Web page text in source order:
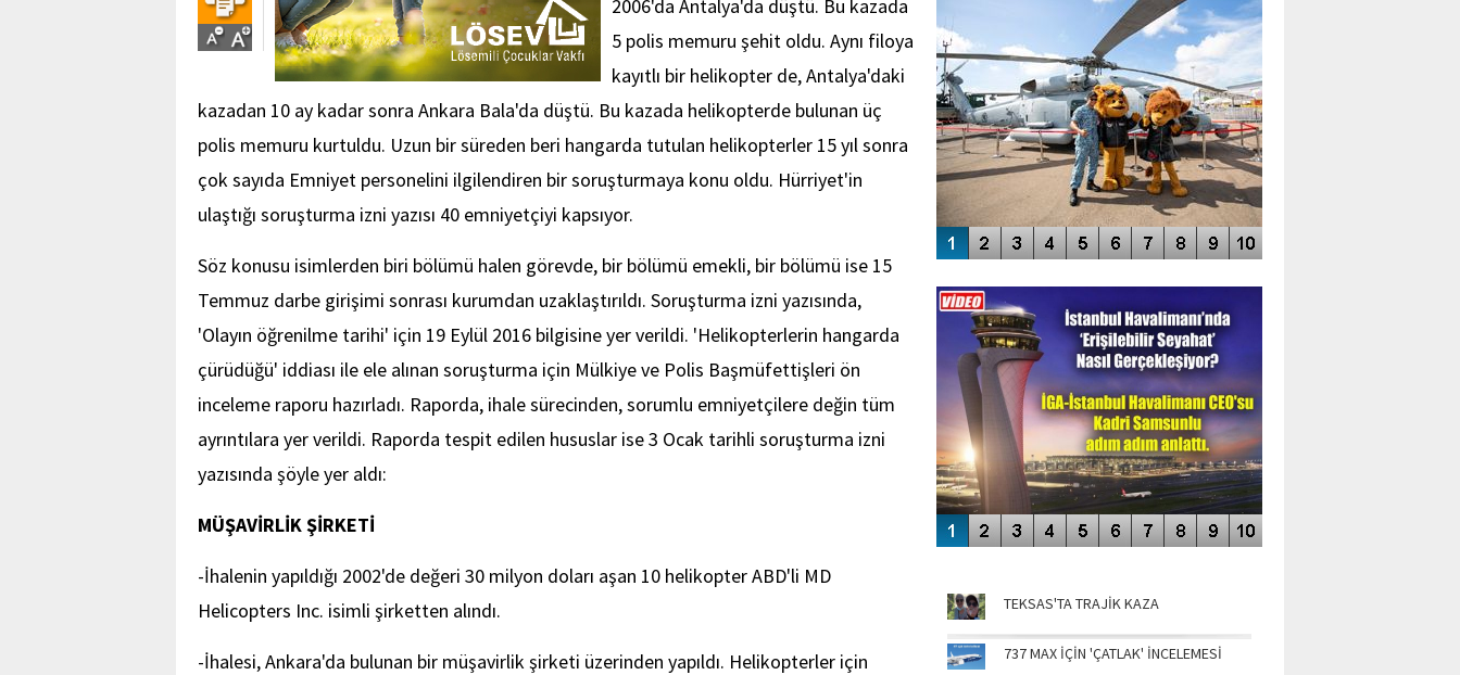
2006'da Antalya'da düştü. Bu kazada
5 polis memuru şehit oldu. Aynı filoya
kayıtlı bir helikopter de, Antalya'daki
kazadan 10 ay kadar sonra Ankara Bala'da düştü. Bu kazada helikopterde bulunan üç
polis memuru kurtuldu. Uzun bir süreden beri hangarda tutulan helikopterler 15 yıl sonra
çok sayıda Emniyet personelini ilgilendiren bir soruşturmaya konu oldu. Hürriyet'in
ulaştığı soruşturma izni yazısı 40 emniyetçiyi kapsıyor.
Söz konusu isimlerden biri bölümü halen görevde, bir bölümü emekli, bir bölümü ise 15
Temmuz darbe girişimi sonrası kurumdan uzaklaştırıldı. Soruşturma izni yazısında,
'Olayın öğrenilme tarihi' için 19 Eylül 2016 bilgisine yer verildi. 'Helikopterlerin hangarda
çürüdüğü' iddiası ile ele alınan soruşturma için Mülkiye ve Polis Başmüfettişleri ön
inceleme raporu hazırladı. Raporda, ihale sürecinden, sorumlu emniyetçilere değin tüm
ayrıntılara yer verildi. Raporda tespit edilen hususlar ise 3 Ocak tarihli soruşturma izni
yazısında şöyle yer aldı:
MÜŞAVİRLİK ŞİRKETİ
-İhalenin yapıldığı 2002'de değeri 30 milyon doları aşan 10 helikopter ABD'li MD
Helicopters Inc. isimli şirketten alındı.
-İhalesi, Ankara'da bulunan bir müşavirlik şirketi üzerinden yapıldı. Helikopterler için
SİNGAPUR AIRSHOW-2020
ENGELLERİN AŞILDIĞI HAVALİMANI
TEKSAS'TA TRAJİK KAZA
737 MAX İÇİN 'ÇATLAK' İNCELEMESİ